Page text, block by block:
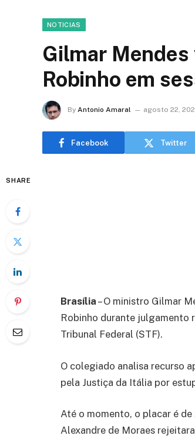
NOTICIAS
Gilmar Mendes
Robinho em
By Antonio Amaral agosto 22,
Facebook Twitter
SHARE
Brasília – O ministro Gilmar
Robinho durante julgamento
Tribunal Federal (STF).
O colegiado analisa recurso
pela Justiça da Itália por
Até o momento, o placar é de
Alexandre de Moraes